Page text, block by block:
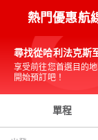
熱門優惠航
尋找從哈利法克斯
享受前往您首選目的
開始預訂吧！
單程